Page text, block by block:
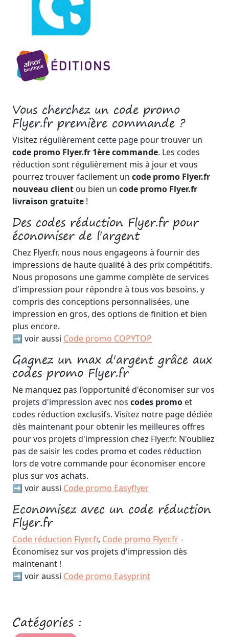
Vous cherchez un code promo
Flyer.fr première commande ?
Visitez régulièrement cette page pour trouver un
code promo Flyer.fr 1ère commande. Les codes
réduction sont régulièrement mis à jour et vous
pourrez trouver facilement un code promo Flyer.fr
nouveau client ou bien un code promo Flyer.fr
livraison gratuite !
Des codes réduction Flyer.fr pour
économiser de l'argent
Chez Flyer.fr, nous nous engageons à fournir des
impressions de haute qualité à des prix compétitifs.
Nous proposons une gamme complète de services
d'impression pour répondre à tous vos besoins, y
compris des conceptions personnalisées, une
impression en gros, des options de finition et bien
plus encore.
➡️ voir aussi Code promo COPYTOP
Gagnez un max d'argent grâce aux
codes promo Flyer.fr
Ne manquez pas l'opportunité d'économiser sur vos
projets d'impression avec nos codes promo et
codes réduction exclusifs. Visitez notre page dédiée
dès maintenant pour obtenir les meilleures offres
pour vos projets d'impression chez Flyer.fr. N'oubliez
pas de saisir les codes promo et codes réduction
lors de votre commande pour économiser encore
plus sur vos achats.
➡️ voir aussi Code promo Easyflyer
Economisez avec un code réduction
Flyer.fr
Code réduction Flyer.fr, Code promo Flyer.fr-
Économisez sur vos projets d'impression dès
maintenant !
➡️ voir aussi Code promo Easyprint
Catégories :